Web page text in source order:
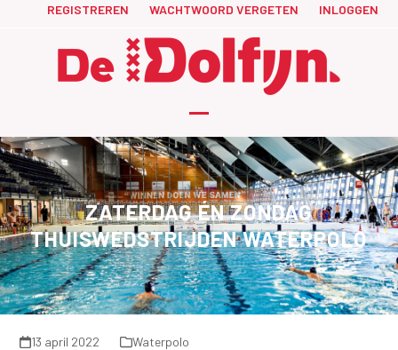
REGISTREREN WACHTWOORD VERGETEN INLOGGEN
Open
mobile
menu
Close
mobile
menu
ZATERDAG ÉN ZONDAG
THUISWEDSTRIJDEN WATERPOLO
13 april 2022 Waterpolo